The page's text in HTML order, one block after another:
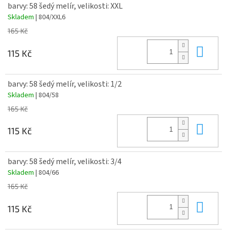
barvy: 58 šedý melír, velikosti: XXL
Skladem | 804/XXL6
165 Kč
115 Kč
barvy: 58 šedý melír, velikosti: 1/2
Skladem | 804/58
165 Kč
115 Kč
barvy: 58 šedý melír, velikosti: 3/4
Skladem | 804/66
165 Kč
115 Kč